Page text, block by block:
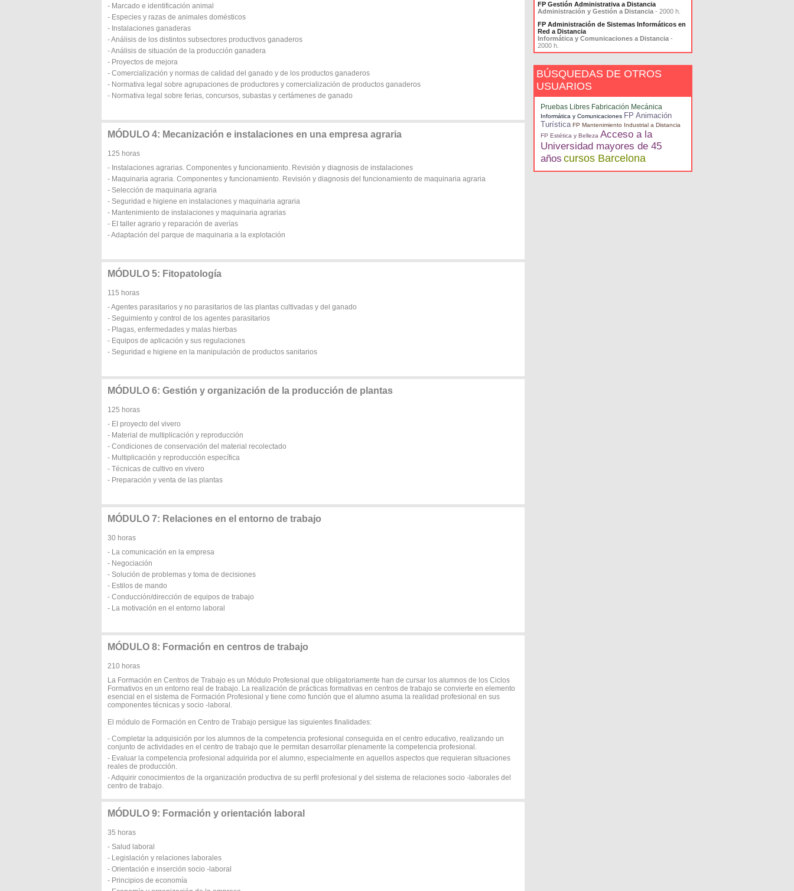
- Marcado e identificación animal
- Especies y razas de animales domésticos
- Instalaciones ganaderas
- Análisis de los distintos subsectores productivos ganaderos
- Análisis de situación de la producción ganadera
- Proyectos de mejora
- Comercialización y normas de calidad del ganado y de los productos ganaderos
- Normativa legal sobre agrupaciones de productores y comercialización de productos ganaderos
- Normativa legal sobre ferias, concursos, subastas y certámenes de ganado
MÓDULO 4: Mecanización e instalaciones en una empresa agraria
125 horas
- Instalaciones agrarias. Componentes y funcionamiento. Revisión y diagnosis de instalaciones
- Maquinaria agraria. Componentes y funcionamiento. Revisión y diagnosis del funcionamiento de maquinaria agraria
- Selección de maquinaria agraria
- Seguridad e higiene en instalaciones y maquinaria agraria
- Mantenimiento de instalaciones y maquinaria agrarias
- EI taller agrario y reparación de averías
- Adaptación del parque de maquinaria a la explotación
MÓDULO 5: Fitopatología
115 horas
- Agentes parasitarios y no parasitarios de las plantas cultivadas y del ganado
- Seguimiento y control de los agentes parasitarios
- Plagas, enfermedades y malas hierbas
- Equipos de aplicación y sus regulaciones
- Seguridad e higiene en la manipulación de productos sanitarios
MÓDULO 6: Gestión y organización de la producción de plantas
125 horas
- EI proyecto del vivero
- Material de multiplicación y reproducción
- Condiciones de conservación del material recolectado
- Multiplicación y reproducción específica
- Técnicas de cultivo en vivero
- Preparación y venta de las plantas
MÓDULO 7: Relaciones en el entorno de trabajo
30 horas
- La comunicación en la empresa
- Negociación
- Solución de problemas y toma de decisiones
- Estilos de mando
- Conducción/dirección de equipos de trabajo
- La motivación en el entorno laboral
MÓDULO 8: Formación en centros de trabajo
210 horas
La Formación en Centros de Trabajo es un Módulo Profesional que obligatoriamente han de cursar los alumnos de los Ciclos
Formativos en un entorno real de trabajo. La realización de prácticas formativas en centros de trabajo se convierte en elemento
esencial en el sistema de Formación Profesional y tiene como función que el alumno asuma la realidad profesional en sus
componentes técnicas y socio -laboral.
El módulo de Formación en Centro de Trabajo persigue las siguientes finalidades:
- Completar la adquisición por los alumnos de la competencia profesional conseguida en el centro educativo, realizando un
conjunto de actividades en el centro de trabajo que le permitan desarrollar plenamente la competencia profesional.
- Evaluar la competencia profesional adquirida por el alumno, especialmente en aquellos aspectos que requieran situaciones
reales de producción.
- Adquirir conocimientos de la organización productiva de su perfil profesional y del sistema de relaciones socio -laborales del
centro de trabajo.
MÓDULO 9: Formación y orientación laboral
35 horas
- Salud laboral
- Legislación y relaciones laborales
- Orientación e inserción socio -laboral
- Principios de economía
FP Gestión Administrativa a Distancia
Administración y Gestión a Distancia - 2000 h.
FP Administración de Sistemas Informáticos en
Red a Distancia
Informática y Comunicaciones a Distancia -
2000 h.
BÚSQUEDAS DE OTROS
USUARIOS
Pruebas Libres Fabricación Mecánica
Informática y Comunicaciones FP Animación
Turística FP Mantenimiento Industrial a Distancia
FP Estética y Belleza Acceso a la
Universidad mayores de 45
años cursos Barcelona